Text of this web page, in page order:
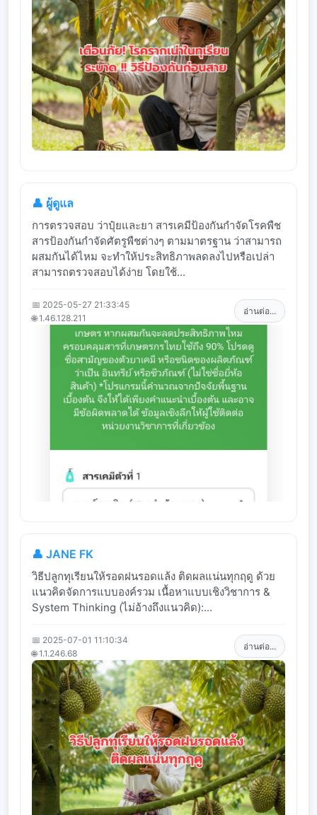
👤 ผู้ดูแล
การตรวจสอบ ว่าปุ๋ยและยา สารเคมีป้องกันกำจัดโรคพืช
สารป้องกันกำจัดศัตรูพืชต่างๆ ตามมาตรฐาน ว่าสามารถ
ผสมกันได้ไหม จะทำให้ประสิทธิภาพลดลงไปหรือเปล่า
สามารถตรวจสอบได้ง่าย โดยใช้...
📅 2025-05-27 21:33:45
🌐 1.46.128.211
อ่านต่อ...
👤 JANE FK
วิธีปลูกทุเรียนให้รอดฝนรอดแล้ง ติดผลแน่นทุกฤดู ด้วย
แนวคิดจัดการแบบองค์รวม เนื้อหาแบบเชิงวิชาการ &
System Thinking (ไม่อ้างถึงแนวคิด):...
📅 2025-07-01 11:10:34
🌐 1.1.246.68
อ่านต่อ...